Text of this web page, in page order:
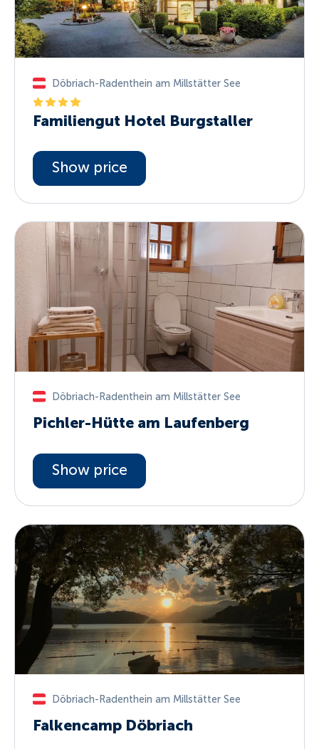
Döbriach-Radenthein am Millstätter See
Familiengut Hotel Burgstaller
Show price
Döbriach-Radenthein am Millstätter See
Pichler-Hütte am Laufenberg
Show price
Döbriach-Radenthein am Millstätter See
Falkencamp Döbriach